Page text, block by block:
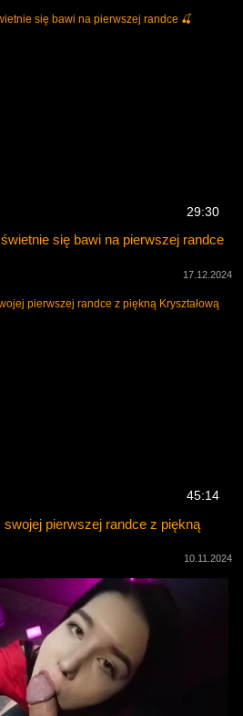
29:30
się bawi na pierwszej randce
17.12.2024
45:14
pierwszej randce z piękną
10.11.2024